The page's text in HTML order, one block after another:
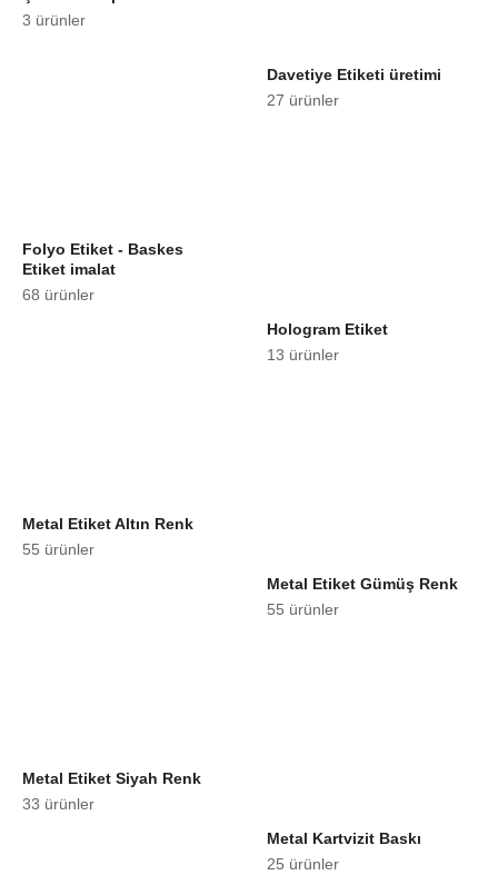
3 ürünler
Davetiye Etiketi üretimi
27 ürünler
Folyo Etiket - Baskes
Etiket imalat
68 ürünler
Hologram Etiket
13 ürünler
Metal Etiket Altın Renk
55 ürünler
Metal Etiket Gümüş Renk
55 ürünler
Metal Etiket Siyah Renk
33 ürünler
Metal Kartvizit Baskı
25 ürünler